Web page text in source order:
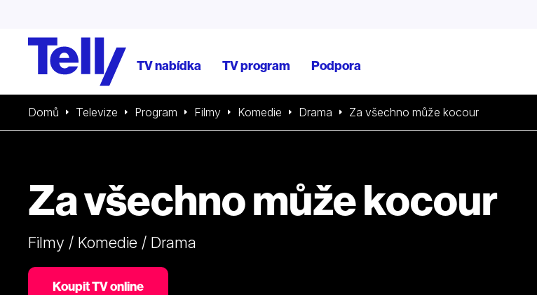
TV nabídka TV program Podpora
Domů Televize Program Filmy Komedie Drama Za všechno může kocour
Za všechno může kocour
Filmy / Komedie / Drama
Koupit TV online